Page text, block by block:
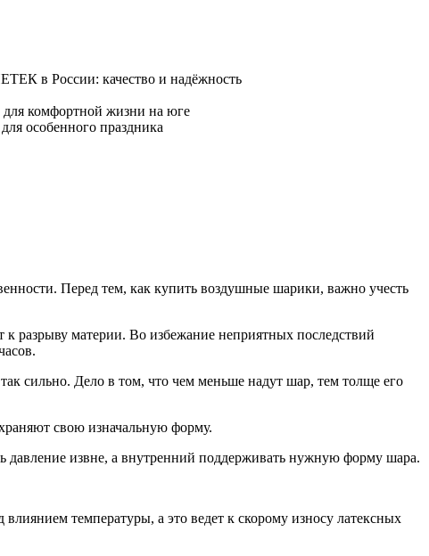
Перед тем, как купить воздушные шарики, важно учесть
к разрыву материи. Во избежание неприятных последствий
сильно. Дело в том, что чем меньше надут шар, тем толще его
свою изначальную форму.
давление извне, а внутренний поддерживать нужную форму шара.
температуры, а это ведет к скорому износу латексных